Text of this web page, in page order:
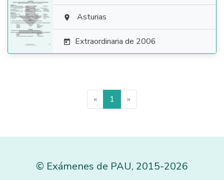
  Asturias
 Extraordinaria de 2006
« 1 »
© Exámenes de PAU, 2015-2026